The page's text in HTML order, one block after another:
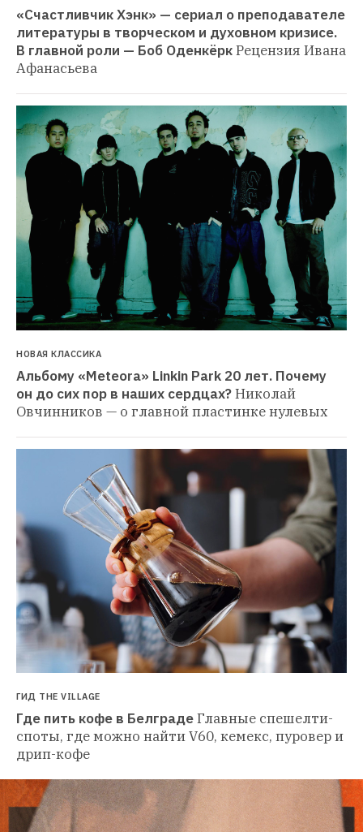
«Счастливчик Хэнк» — сериал о преподавателе
литературы в творческом и духовном кризисе.
В главной роли — Боб ОденкёркРецензия Ивана
Афанасьева
НОВАЯ КЛАССИКА
Альбому «Meteora» Linkin Park 20 лет. Почему
он до сих пор в наших сердцах?Николай
Овчинников — о главной пластинке нулевых
ГИД THE VILLAGE
Где пить кофе в БелградеГлавные спешелти-
споты, где можно найти V60, кемекс, пуровер и
дрип-кофе